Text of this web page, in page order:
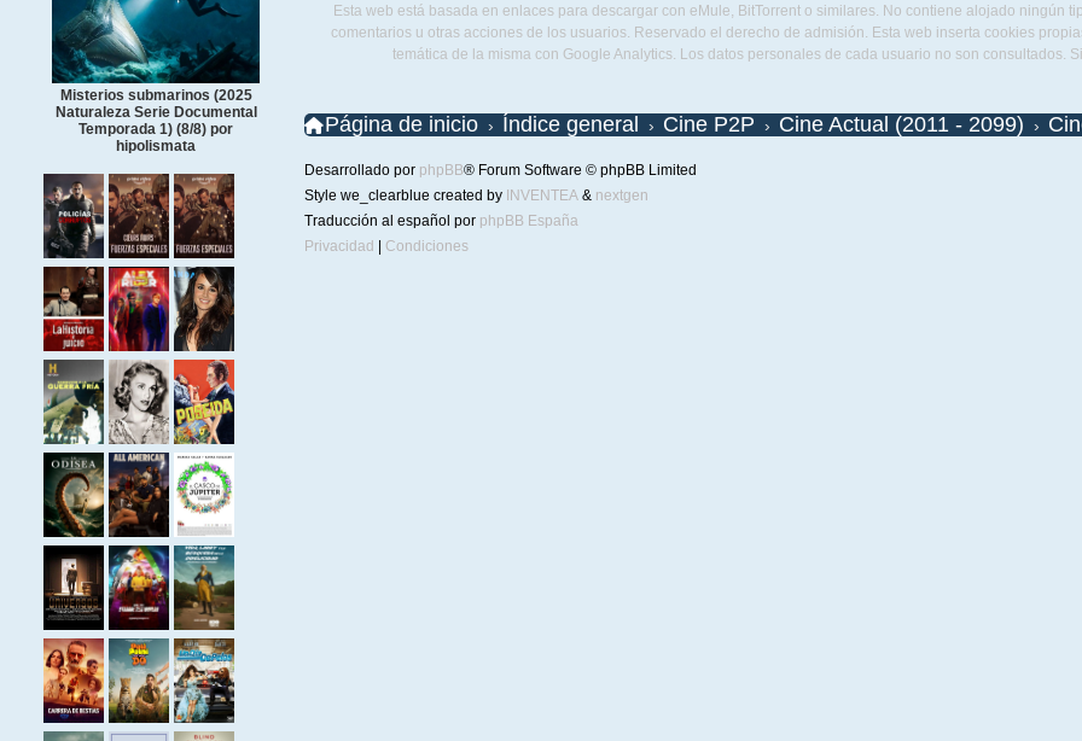
Misterios submarinos (2025
Naturaleza Serie Documental
Temporada 1) (8/8) por
hipolismata
Esta web está basada en enlaces para descargar con eMule, BitTorrent o similares. No contiene alojado ningún
comentarios u otras acciones de los usuarios. Reservado el derecho de admisión. Esta web inserta cookies
temática de la misma con Google Analytics. Los datos personales de cada usuario no son consultados.
Página de inicio Índice general Cine P2P Cine Actual (2011 - 2099)
Desarrollado por phpBB® Forum Software © phpBB Limited
Style we_clearblue created by INVENTEA& nextgen
Traducción al español por phpBB España
Privacidad
Condiciones